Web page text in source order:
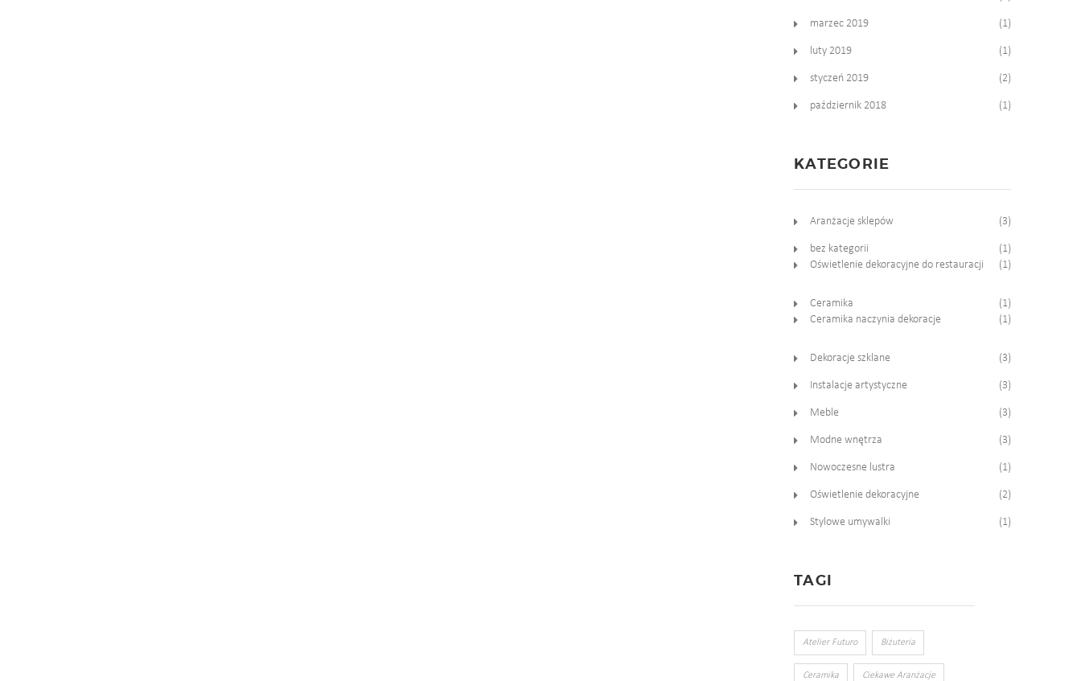
marzec 2019 (1)
luty 2019 (1)
styczeń 2019 (2)
październik 2018 (1)
KATEGORIE
Aranżacje sklepów (3)
bez kategorii
(1)
Oświetlenie dekoracyjne do restauracji
(1)
Ceramika
(1)
Ceramika naczynia dekoracje
(1)
Dekoracje szklane (3)
Instalacje artystyczne (3)
Meble (3)
Modne wnętrza (3)
Nowoczesne lustra (1)
Oświetlenie dekoracyjne (2)
Stylowe umywalki (1)
TAGI
Atelier Futuro Biżuteria
Ceramika Ciekawe Aranżacje